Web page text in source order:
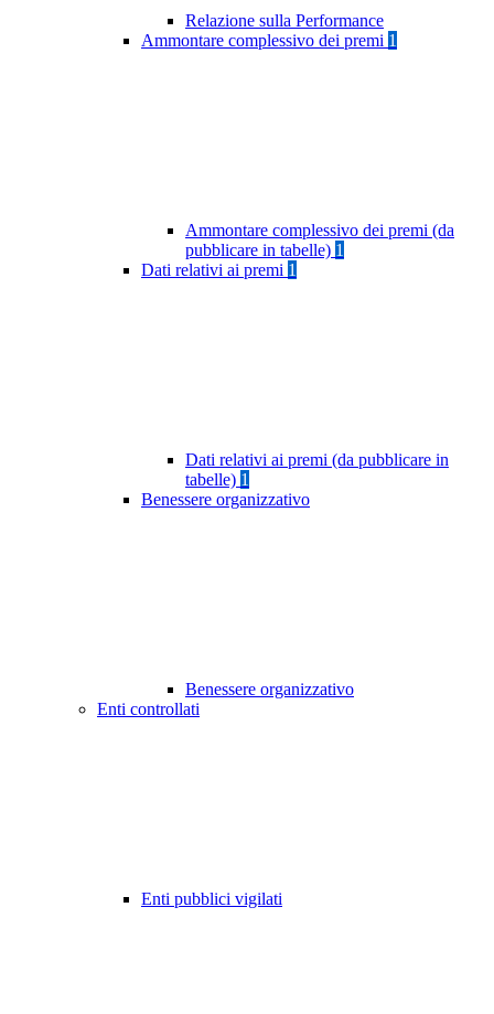
Relazione sulla Performance
Ammontare complessivo dei premi 1
Ammontare complessivo dei premi (da
pubblicare in tabelle) 1
Dati relativi ai premi 1
Dati relativi ai premi (da pubblicare in
tabelle) 1
Benessere organizzativo
Benessere organizzativo
Enti controllati
Enti pubblici vigilati